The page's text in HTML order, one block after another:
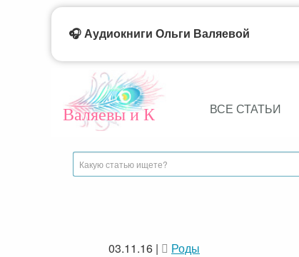
Валяевы и К ВСЕ СТАТЬИ
03.11.16 | Роды
🎧 Аудиокниги Ольги Валяевой